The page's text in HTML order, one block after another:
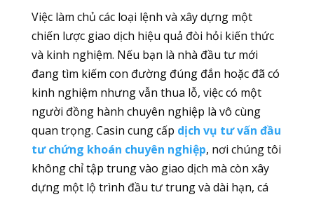
Việc làm chủ các loại lệnh và xây dựng một
chiến lược giao dịch hiệu quả đòi hỏi kiến thức
và kinh nghiệm. Nếu bạn là nhà đầu tư mới
đang tìm kiếm con đường đúng đắn hoặc đã có
kinh nghiệm nhưng vẫn thua lỗ, việc có một
người đồng hành chuyên nghiệp là vô cùng
quan trọng. Casin cung cấp dịch vụ tư vấn đầu
tư chứng khoán chuyên nghiệp, nơi chúng tôi
không chỉ tập trung vào giao dịch mà còn xây
dựng một lộ trình đầu tư trung và dài hạn, cá